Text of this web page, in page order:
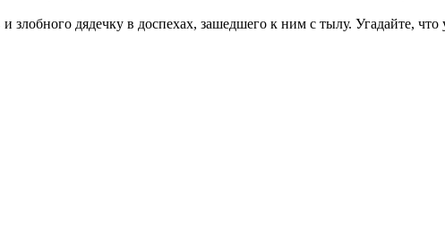
дядечку в доспехах, зашедшего к ним с тылу. Угадайте, что